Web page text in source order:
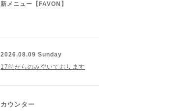
新メニュー【FAVON】
2026.08.09 Sunday
17時からのみ空いております
カウンター